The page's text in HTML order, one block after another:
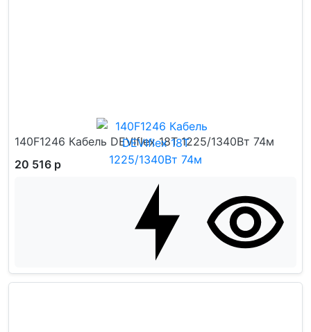
140F1246 Кабель DEVIflex 18T 1225/1340Вт 74м
20 516 р